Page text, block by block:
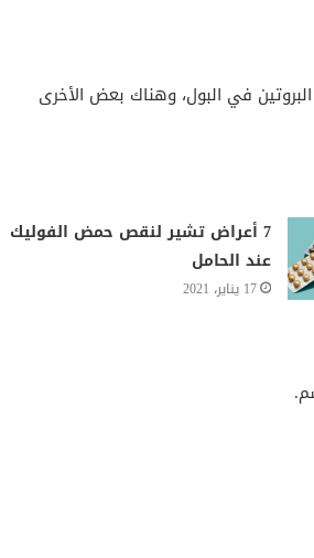
في البول، وهناك بعض الأخرى
7 أعراض تشير لنقص حمض الفوليك
عند الحامل
17 يناير، 2021